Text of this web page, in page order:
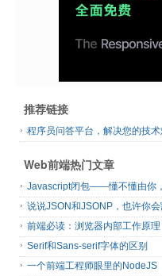
推荐链接
程序员问答平台，解决您的技术
Web前端热门文章
Javascript闭包——懂不懂由你
说说JSON和JSONP，也许你
前端必读：浏览器内部工作原理
Serif和Sans-serif字体的区别
一个前端工程师眼里的NodeJS